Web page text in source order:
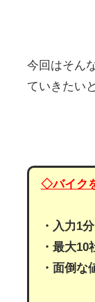
今回はそん
ていきたい
◇バイク
・入力1
・最大
・面倒な